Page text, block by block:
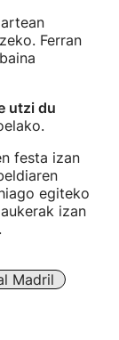
Ferran
utzi du
festa izan
egiteko
izan
Madril